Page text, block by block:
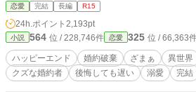
陛下からの密命を帯びたルシオ
秘密」を暴くことになるのだが……。 ※本作は「
ろう」さんにも掲載していま
ものです
恋愛 完結 長編 R15
24h.ポイント 2,193pt
小説 564 位 / 228,746件 恋愛 325 位 / 66,363
ハッピーエンド 婚約破棄 ざまぁ 異世界
クズな婚約者
後悔しても遅い 溺愛 完結